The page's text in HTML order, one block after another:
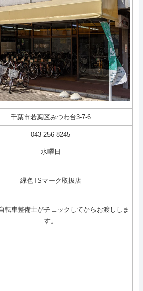
千葉市若葉区みつわ台3-7-6
043-256-8245
水曜日
緑色TSマーク取扱店
転車整備士がチェックしてからお渡ししま
す。